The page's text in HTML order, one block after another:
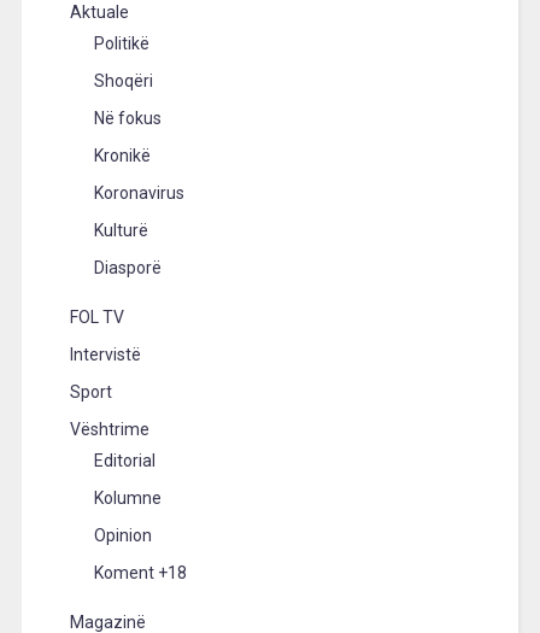
Aktuale
Politikë
Shoqëri
Në fokus
Kronikë
Koronavirus
Kulturë
Diasporë
FOL TV
Intervistë
Sport
Vështrime
Editorial
Kolumne
Opinion
Koment +18
Magazinë